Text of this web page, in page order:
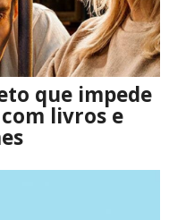
que impede
livros e